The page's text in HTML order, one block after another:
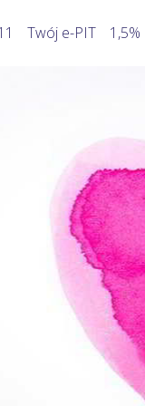
wynagrodzeń
walut
odsetek PIT
rozliczenia
zwrotu podatku
kilometrówki
przychodu
przychodu twórcy
zdrowotnej
Twój e-PIT 1,5%